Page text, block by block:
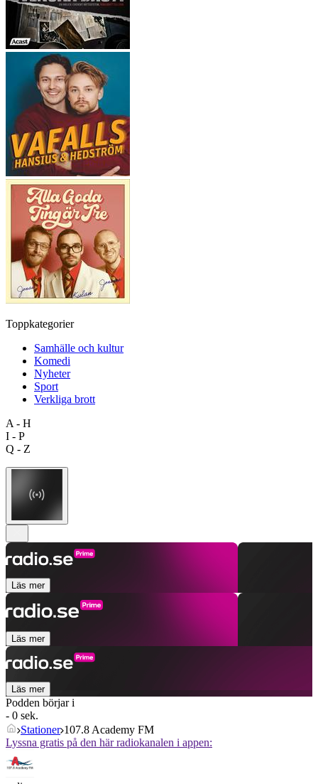
Toppkategorier
Samhälle och kultur
Komedi
Nyheter
Sport
Verkliga brott
A - H
I - P
Q - Z
Läs mer
Läs mer
Läs mer
Podden börjar i
- 0 sek.
Stationer 107.8 Academy FM
Lyssna gratis på den här radiokanalen i appen: